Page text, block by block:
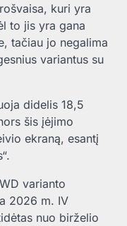
kuri yra
to jis yra gana
tačiau jo negalima
variantus su
didelis 18,5
šis įėjimo
ekraną, esantį
varianto
2026 m. IV
nuo birželio